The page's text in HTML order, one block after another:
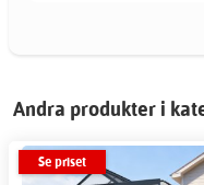
Andra produkter i
Se priset